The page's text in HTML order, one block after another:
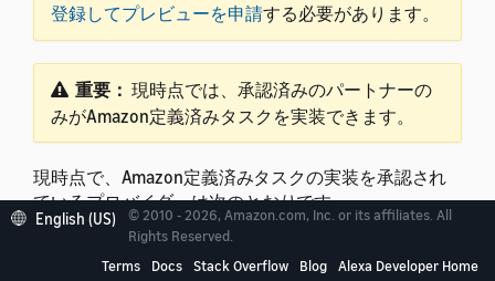
登録してプレビューを申請する必要があります。
重要： 現時点では、承認済みのパートナーの
みがAmazon定義済みタスクを実装できます。
現時点で、Amazon定義済みタスクの実装を承認され
ているプロバイダーは次のとおりです。
印刷： Hewlett-Packard、Canon、Epson
English (US)
© 2010 - 2026, Amazon.com, Inc. or its affiliates. All
Rights Reserved.
Terms
Docs Stack Overflow Blog Alexa Developer Home